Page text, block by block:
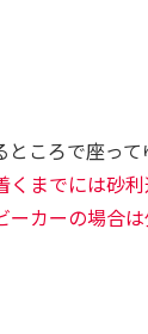
ところで座っ
くまでには砂
ーカーの場合